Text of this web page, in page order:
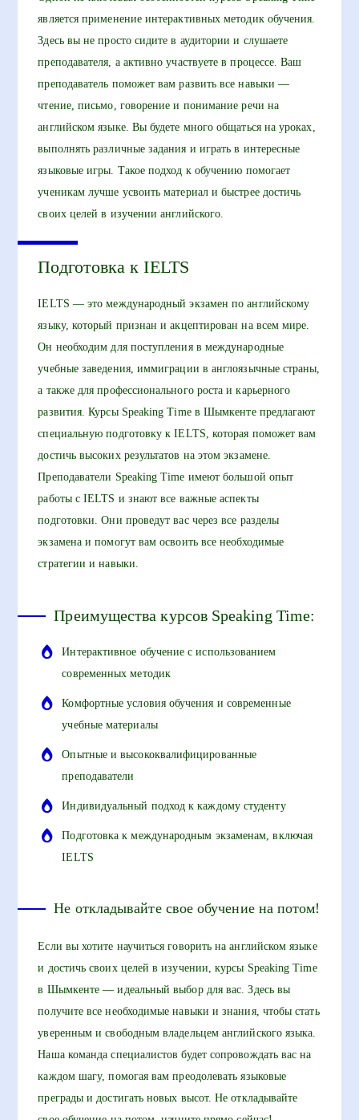
является применение интерактивных методик обучения.
Здесь вы не просто сидите в аудитории и слушаете
преподавателя, а активно участвуете в процессе. Ваш
преподаватель поможет вам развить все навыки —
чтение, письмо, говорение и понимание речи на
английском языке. Вы будете много общаться на уроках,
выполнять различные задания и играть в интересные
языковые игры. Такое подход к обучению помогает
ученикам лучше усвоить материал и быстрее достичь
своих целей в изучении английского.
Подготовка к IELTS
IELTS — это международный экзамен по английскому
языку, который признан и акцептирован на всем мире.
Он необходим для поступления в международные
учебные заведения, иммиграции в англоязычные страны,
а также для профессионального роста и карьерного
развития. Курсы Speaking Time в Шымкенте предлагают
специальную подготовку к IELTS, которая поможет вам
достичь высоких результатов на этом экзамене.
Преподаватели Speaking Time имеют большой опыт
работы с IELTS и знают все важные аспекты
подготовки. Они проведут вас через все разделы
экзамена и помогут вам освоить все необходимые
стратегии и навыки.
Преимущества курсов Speaking Time:
Интерактивное обучение с использованием
современных методик
Комфортные условия обучения и современные
учебные материалы
Опытные и высококвалифицированные
преподаватели
Индивидуальный подход к каждому студенту
Подготовка к международным экзаменам, включая
IELTS
Не откладывайте свое обучение на потом!
Если вы хотите научиться говорить на английском языке
и достичь своих целей в изучении, курсы Speaking Time
в Шымкенте — идеальный выбор для вас. Здесь вы
получите все необходимые навыки и знания, чтобы стать
уверенным и свободным владельцем английского языка.
Наша команда специалистов будет сопровождать вас на
каждом шагу, помогая вам преодолевать языковые
преграды и достигать новых высот. Не откладывайте